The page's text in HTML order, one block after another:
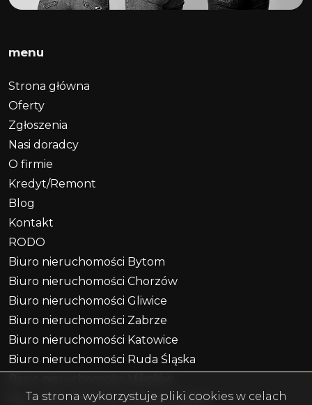
menu
Strona główna
Oferty
Zgłoszenia
Nasi doradcy
O firmie
Kredyt/Remont
Blog
Kontakt
RODO
Biuro nieruchomości Bytom
Biuro nieruchomości Chorzów
Biuro nieruchomości Gliwice
Biuro nieruchomości Zabrze
Biuro nieruchomości Katowice
Biuro nieruchomości Ruda Śląska
Biuro nieruchomości Piekary Śląskie
Ta strona wykorzystuje pliki cookies w celach